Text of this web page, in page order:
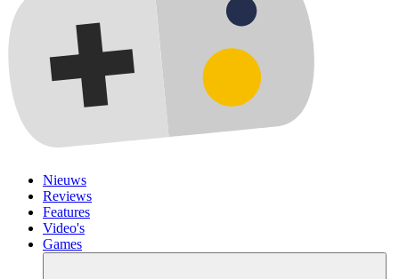
Nieuws
Reviews
Features
Video's
Games